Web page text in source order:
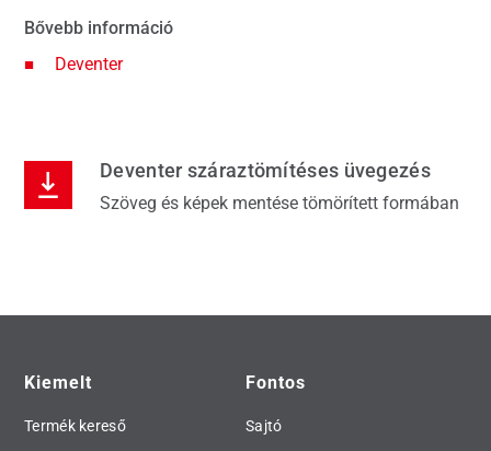
Bővebb információ
Deventer
Deventer száraztömítéses üvegezés
Szöveg és képek mentése tömörített formában
Kiemelt
Termék kereső
Fontos
Sajtó